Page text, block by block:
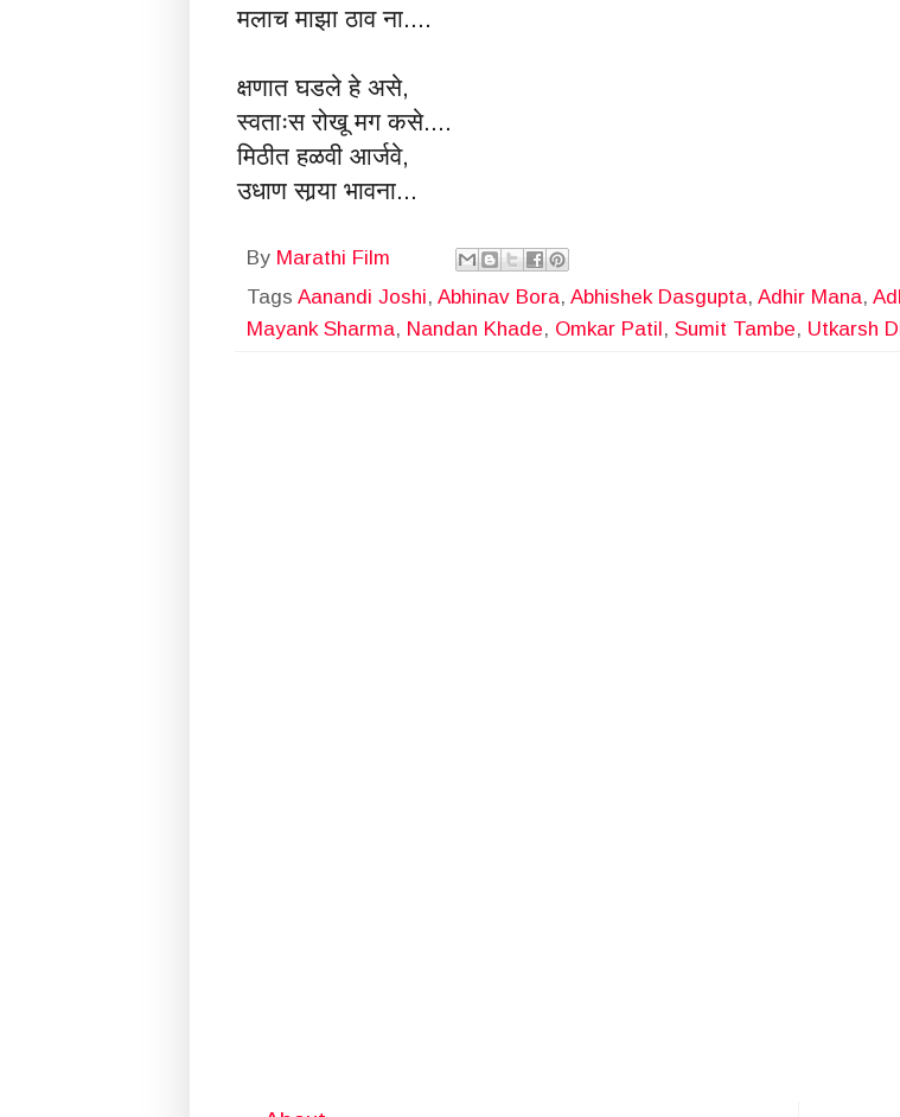
मलाच माझा ठाव ना....
क्षणात घडले हे असे,
स्वताःस रोखू मग कसे....
मिठीत हळवी आर्जवे,
उधाण सार्‍या भावना...
By Marathi Film
Tags Aanandi Joshi, Abhinav Bora, Abhishek Dasgupta, Adhir Mana,
Mayank Sharma, Nandan Khade, Omkar Patil, Sumit Tambe, Utkarsh